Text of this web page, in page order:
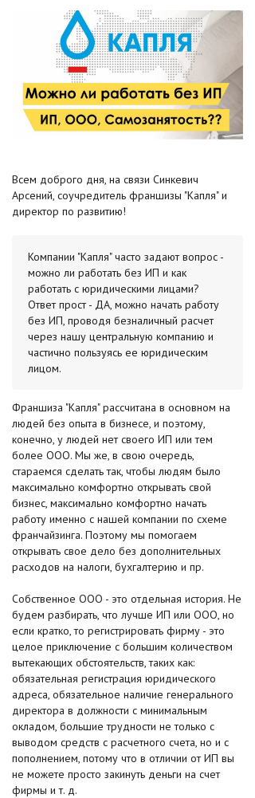
Всем доброго дня, на связи Синкевич
Арсений, соучредитель франшизы "Капля" и
директор по развитию!
Компании "Капля" часто задают вопрос -
можно ли работать без ИП и как
работать с юридическими лицами?
Ответ прост - ДА, можно начать работу
без ИП, проводя безналичный расчет
через нашу центральную компанию и
частично пользуясь ее юридическим
лицом.
Франшиза "Капля" рассчитана в основном на
людей без опыта в бизнесе, и поэтому,
конечно, у людей нет своего ИП или тем
более ООО. Мы же, в свою очередь,
стараемся сделать так, чтобы людям было
максимально комфортно открывать свой
бизнес, максимально комфортно начать
работу именно с нашей компании по схеме
франчайзинга. Поэтому мы помогаем
открывать свое дело без дополнительных
расходов на налоги, бухгалтерию и пр.
Собственное ООО - это отдельная история. Не
будем разбирать, что лучше ИП или ООО, но
если кратко, то регистрировать фирму - это
целое приключение с большим количеством
вытекающих обстоятельств, таких как:
обязательная регистрация юридического
адреса, обязательное наличие генерального
директора в должности с минимальным
окладом, большие трудности не только с
выводом средств с расчетного счета, но и с
пополнением, потому что в отличии от ИП вы
не можете просто закинуть деньги на счет
фирмы и т. д.